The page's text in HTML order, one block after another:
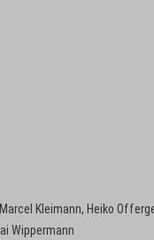
Kleimann, Heiko
Wippermann